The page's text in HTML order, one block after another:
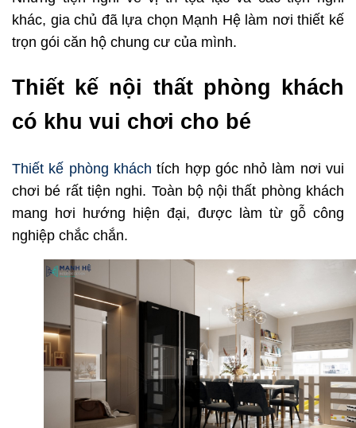
khác, gia chủ đã lựa chọn Mạnh Hệ làm nơi thiết kế
trọn gói căn hộ chung cư của mình.
Thiết kế nội thất phòng khách
có khu vui chơi cho bé
Thiết kế phòng khách tích hợp góc nhỏ làm nơi vui
chơi bé rất tiện nghi. Toàn bộ nội thất phòng khách
mang hơi hướng hiện đại, được làm từ gỗ công
nghiệp chắc chắn.